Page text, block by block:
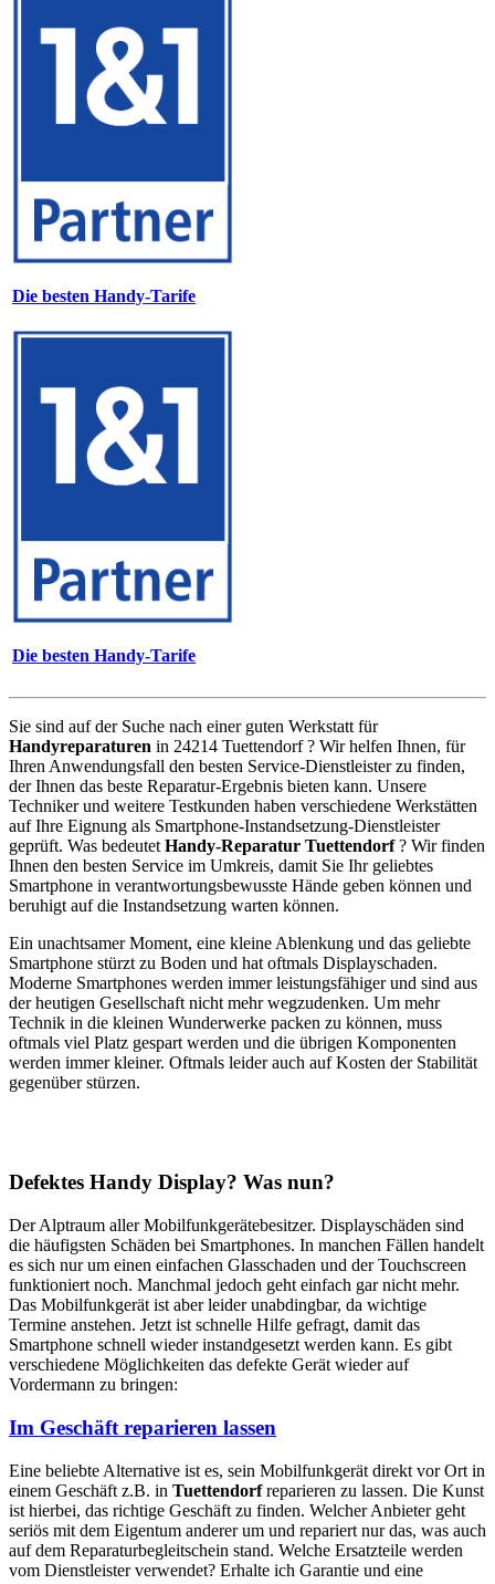
Die besten Handy-Tarife
Die besten Handy-Tarife
Sie sind auf der Suche nach einer guten Werkstatt für
Handyreparaturen in 24214 Tuettendorf ? Wir helfen Ihnen, für
Ihren Anwendungsfall den besten Service-Dienstleister zu finden,
der Ihnen das beste Reparatur-Ergebnis bieten kann. Unsere
Techniker und weitere Testkunden haben verschiedene Werkstätten
auf Ihre Eignung als Smartphone-Instandsetzung-Dienstleister
geprüft. Was bedeutet Handy-Reparatur Tuettendorf? Wir finden
Ihnen den besten Service im Umkreis, damit Sie Ihr geliebtes
Smartphone in verantwortungsbewusste Hände geben können und
beruhigt auf die Instandsetzung warten können.
Ein unachtsamer Moment, eine kleine Ablenkung und das geliebte
Smartphone stürzt zu Boden und hat oftmals Displayschaden.
Moderne Smartphones werden immer leistungsfähiger und sind aus
der heutigen Gesellschaft nicht mehr wegzudenken. Um mehr
Technik in die kleinen Wunderwerke packen zu können, muss
oftmals viel Platz gespart werden und die übrigen Komponenten
werden immer kleiner. Oftmals leider auch auf Kosten der Stabilität
gegenüber stürzen.
Defektes Handy Display? Was nun?
Der Alptraum aller Mobilfunkgerätebesitzer. Displayschäden sind
die häufigsten Schäden bei Smartphones. In manchen Fällen handelt
es sich nur um einen einfachen Glasschaden und der Touchscreen
funktioniert noch. Manchmal jedoch geht einfach gar nicht mehr.
Das Mobilfunkgerät ist aber leider unabdingbar, da wichtige
Termine anstehen. Jetzt ist schnelle Hilfe gefragt, damit das
Smartphone schnell wieder instandgesetzt werden kann. Es gibt
verschiedene Möglichkeiten das defekte Gerät wieder auf
Vordermann zu bringen:
Im Geschäft reparieren lassen
Eine beliebte Alternative ist es, sein Mobilfunkgerät direkt vor Ort in
einem Geschäft z.B. in Tuettendorfreparieren zu lassen. Die Kunst
ist hierbei, das richtige Geschäft zu finden. Welcher Anbieter geht
seriös mit dem Eigentum anderer um und repariert nur das, was auch
auf dem Reparaturbegleitschein stand. Welche Ersatzteile werden
vom Dienstleister verwendet? Erhalte ich Garantie und eine